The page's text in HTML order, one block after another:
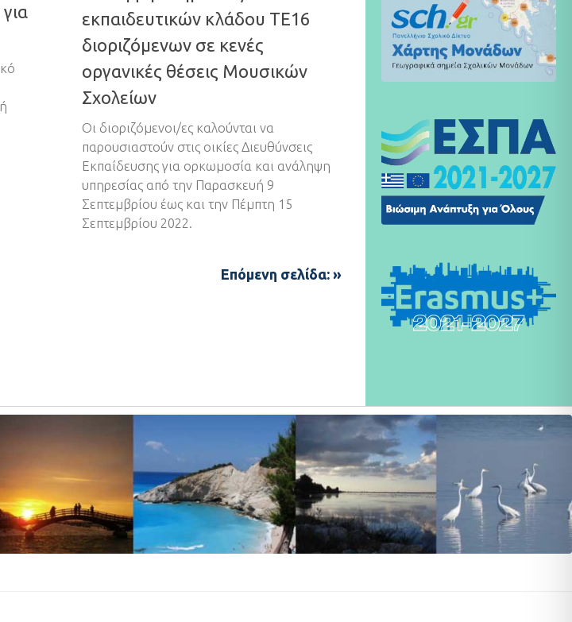
εκπαιδευτικών κλάδου ΤΕ16
διοριζόμενων σε κενές
οργανικές θέσεις Μουσικών
Σχολείων
Οι διοριζόμενοι/ες καλούνται να
παρουσιαστούν στις οικίες Διευθύνσεις
Εκπαίδευσης για ορκωμοσία και ανάληψη
υπηρεσίας από την Παρασκευή 9
Σεπτεμβρίου έως και την Πέμπτη 15
Σεπτεμβρίου 2022.
Επόμενη σελίδα: »